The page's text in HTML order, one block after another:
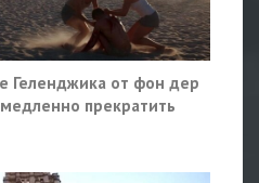
Геленджика от фон дер
прекратить